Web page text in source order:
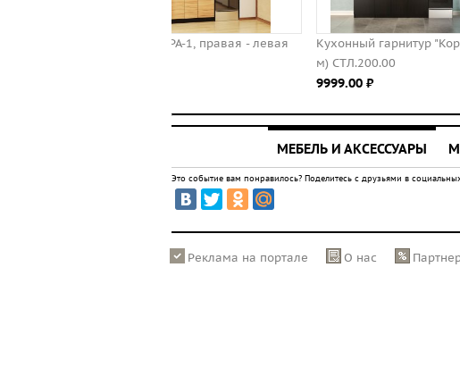
Кухонный гарнитур "Корсика" (1,8
Кухня
МЕБЕЛЬ И АКСЕССУАРЫ
Это событие вам понравилось? Поделитесь с друзьями в
Реклама на портале О нас